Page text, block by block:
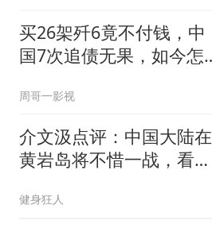
买26架歼6竟不付钱，中
国7次追债无果，如今怎
周哥一影视
介文汲点评：中国大陆在
黄岩岛将不惜一战，看你
健身狂人